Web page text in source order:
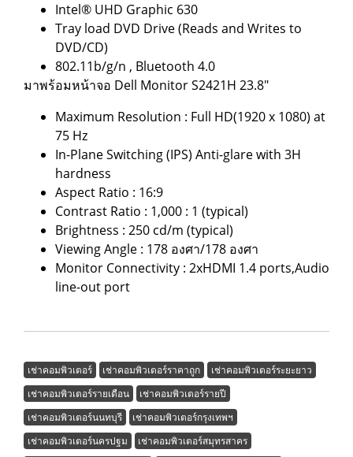
Intel® UHD Graphic 630
Tray load DVD Drive (Reads and Writes to
DVD/CD)
802.11b/g/n , Bluetooth 4.0
มาพร้อมหน้าจอ Dell Monitor S2421H 23.8"
Maximum Resolution : Full HD(1920 x 1080) at
75 Hz
In-Plane Switching (IPS) Anti-glare with 3H
hardness
Aspect Ratio : 16:9
Contrast Ratio : 1,000 : 1 (typical)
Brightness : 250 cd/m (typical)
Viewing Angle : 178 องศา/178 องศา
Monitor Connectivity : 2xHDMI 1.4 ports,Audio
line-out port
เช่าคอมพิวเตอร์ เช่าคอมพิวเตอร์ราคาถูก
เช่าคอมพิวเตอร์ระยะยาว
เช่าคอมพิวเตอร์รายเดือน
เช่าคอมพิวเตอร์รายปี
เช่าคอมพิวเตอร์นนทบุรี
เช่าคอมพิวเตอร์กรุงเทพฯ
เช่าคอมพิวเตอร์นครปฐม
เช่าคอมพิวเตอร์สมุทรสาคร